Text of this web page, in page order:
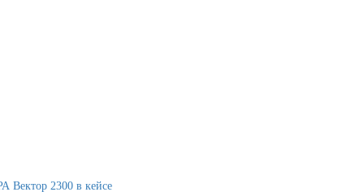
Вектор 2300 в кейсе